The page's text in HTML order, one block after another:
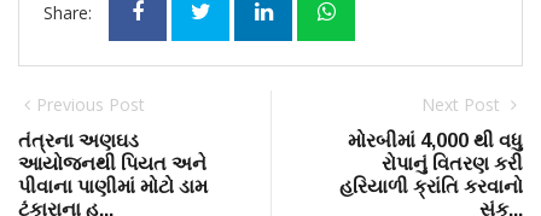
Share:
Previous Post
તંત્રના અણઘડ
આયોજનથી પિયત અને
પીવાના પાણીમાં મોટો ડામ
ટંકારાના હ...
Next Post
મોરબીમાં 4,000 થી વધુ
રોપાનું વિતરણ કરી
હરિયાળી ક્રાંતિ કરવાનો
સંક...